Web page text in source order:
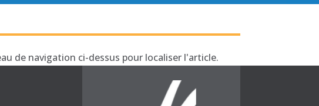
de navigation ci-dessus pour localiser l'article.